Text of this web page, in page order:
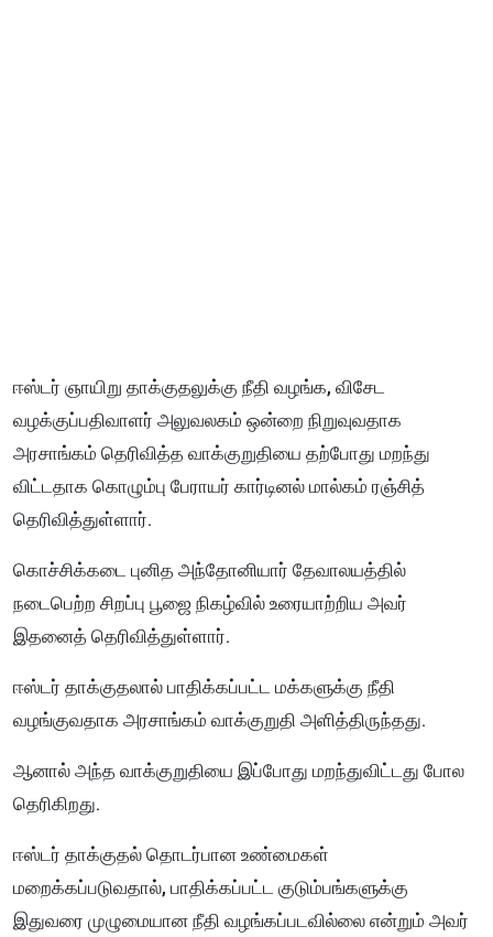
ஈஸ்டர் ஞாயிறு தாக்குதலுக்கு நீதி வழங்க, விசேட
வழக்குப்பதிவாளர் அலுவலகம் ஒன்றை நிறுவுவதாக
அரசாங்கம் தெரிவித்த வாக்குறுதியை தற்போது மறந்து
விட்டதாக கொழும்பு பேராயர் கார்டினல் மால்கம் ரஞ்சித்
தெரிவித்துள்ளார்.
கொச்சிக்கடை புனித அந்தோனியார் தேவாலயத்தில்
நடைபெற்ற சிறப்பு பூஜை நிகழ்வில் உரையாற்றிய அவர்
இதனைத் தெரிவித்துள்ளார்.
ஈஸ்டர் தாக்குதலால் பாதிக்கப்பட்ட மக்களுக்கு நீதி
வழங்குவதாக அரசாங்கம் வாக்குறுதி அளித்திருந்தது.
ஆனால் அந்த வாக்குறுதியை இப்போது மறந்துவிட்டது போல
தெரிகிறது.
ஈஸ்டர் தாக்குதல் தொடர்பான உண்மைகள்
மறைக்கப்படுவதால், பாதிக்கப்பட்ட குடும்பங்களுக்கு
இதுவரை முழுமையான நீதி வழங்கப்படவில்லை என்றும் அவர்